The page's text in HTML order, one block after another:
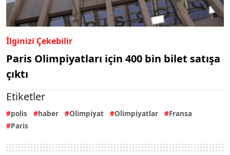
İlginizi Çekebilir
Paris Olimpiyatları için 400 bin bilet satışa
çıktı
Etiketler
polis haber Olimpiyat Olimpiyatlar
Fransa
Paris